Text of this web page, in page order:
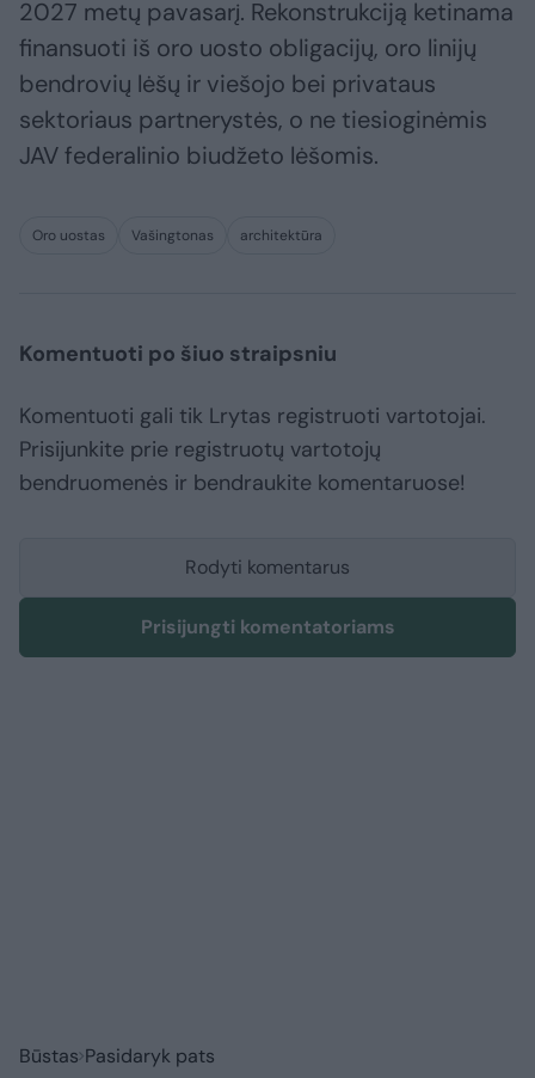
2027 metų pavasarį. Rekonstrukciją ketinama
finansuoti iš oro uosto obligacijų, oro linijų
bendrovių lėšų ir viešojo bei privataus
sektoriaus partnerystės, o ne tiesioginėmis
JAV federalinio biudžeto lėšomis.
Oro uostas Vašingtonas architektūra
Komentuoti po šiuo straipsniu
Komentuoti gali tik Lrytas registruoti vartotojai.
Prisijunkite prie registruotų vartotojų
bendruomenės ir bendraukite komentaruose!
Rodyti komentarus
Prisijungti komentatoriams
Būstas Pasidaryk pats